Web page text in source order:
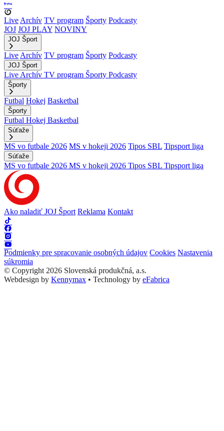
Live Archív TV program Športy Podcasty
JOJ JOJ PLAY NOVINY
JOJ Šport
Live Archív TV program Športy Podcasty
JOJ Šport
Live Archív TV program Športy Podcasty
Športy
Futbal Hokej Basketbal
Športy
Futbal Hokej Basketbal
Súťaže
MS vo futbale 2026 MS v hokeji 2026 Tipos SBL Tipsport liga
Súťaže
MS vo futbale 2026 MS v hokeji 2026 Tipos SBL Tipsport liga
Ako naladiť JOJ Šport Reklama Kontakt
Podmienky pre spracovanie osobných údajov Cookies Nastavenia
súkromia
© Copyright 2026 Slovenská produkčná, a.s.
Webdesign by Kennymax • Technology by eFabrica